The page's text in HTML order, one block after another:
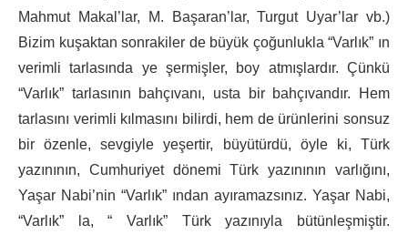
Mahmut Makal’lar, M. Başaran’lar, Turgut Uyar’lar vb.)
Bizim kuşaktan sonrakiler de büyük çoğunlukla “Varlık” ın
verimli tarlasında ye­ şermişler, boy atmışlardır. Çünkü
“Varlık” tarlasının bahçıvanı, usta bir bahçıvandır. Hem
tarlasını verimli kılmasını bilirdi, hem de ürünlerini sonsuz
bir özenle, sevgiyle yeşertir, büyütürdü, öyle ki, Türk
yazınının, Cumhuriyet dönemi Türk yazınının varlığını,
Yaşar Nabi’nin “Varlık” ından ayıramazsınız. Yaşar Nabi,
“Varlık” la, “ Varlık” Türk yazınıyla bütünleşmiştir.